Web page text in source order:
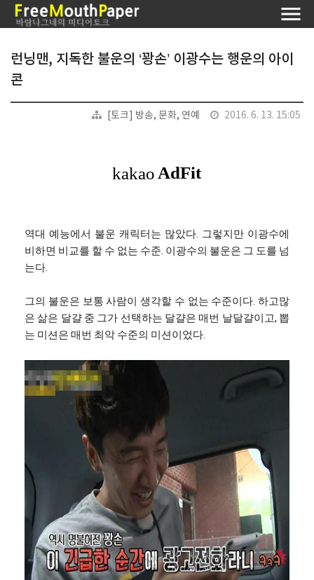
런닝맨, 지독한 불운의 ‘꽝손’ 이광수는 행운의 아이
콘
[토크] 방송, 문화, 연예 2016. 6. 13. 15:05
역대 예능에서 불운 캐릭터는 많았다. 그렇지만 이광수에
비하면 비교를 할 수 없는 수준. 이광수의 불운은 그 도를 넘
는다.
그의 불운은 보통 사람이 생각할 수 없는 수준이다. 하고많
은 삶은 달걀 중 그가 선택하는 달걀은 매번 날달걀이고, 뽑
는 미션은 매번 최악 수준의 미션이었다.